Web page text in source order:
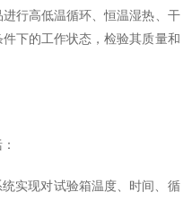
行高低温循环、恒温湿热、干
下的工作状态，检验其质量和
实现对试验箱温度、时间、循